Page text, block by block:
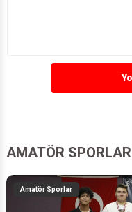
AMATÖR SPORLAR
Amatör Sporlar